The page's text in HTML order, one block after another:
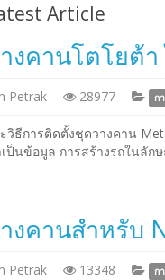
Article
งคานโตโยต้า
Petrak 28977 ก
ธีการติดตั้งชุดวางคาน
ป็นข้อมูล การสร้างรถในลัก
งคานสำหรับ
Petrak 13348 ก